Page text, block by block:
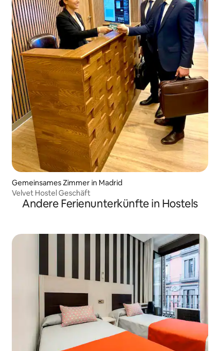
Gemeinsames Zimmer in Madrid
Velvet Hostel Geschäft
Andere Ferienunterkünfte in Hostels